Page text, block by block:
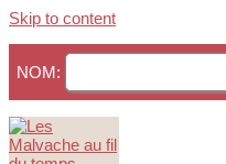
Skip to content
NOM: